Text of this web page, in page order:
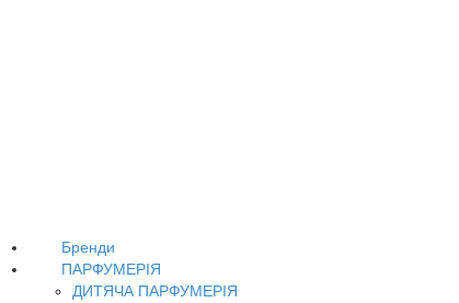
Бренди
ПАРФУМЕРІЯ
ДИТЯЧА ПАРФУМЕРІЯ